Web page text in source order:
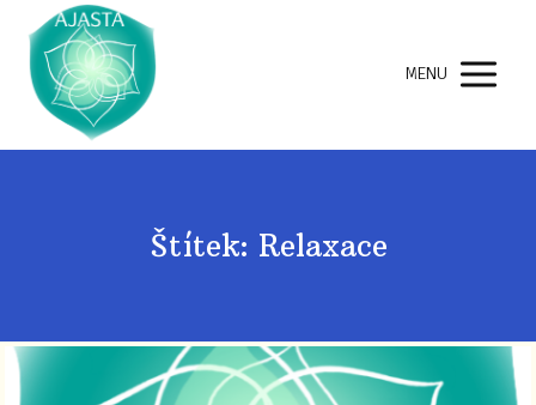
MENU
Štítek: Relaxace